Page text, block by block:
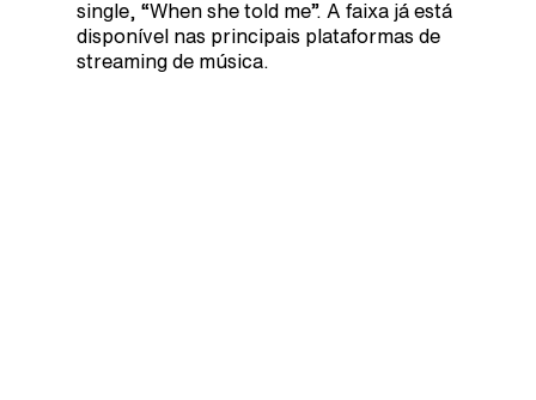
single, “When she told me”. A faixa já está
disponível nas principais plataformas de
streaming de música.